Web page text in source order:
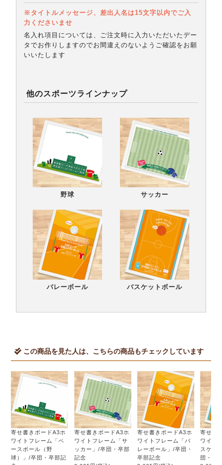
※タイトルメッセージ、差出人名は15文字以内でご入
力くださいませ
名入れ項目については、ご注文時に入力いただいたデー
タでお作りしますのでお間違えのないようご確認をお願
いいたします
他のスポーツラインナップ
野球 サッカー
バレーボール バスケットボール
この商品を見た人は、こちらの商品もチェックしています
寄せ書きボードA3ホ
ワイトフレーム「ベ
ースボール（野
球）」/卒団・卒部記
寄せ書きボードA3ホ
ワイトフレーム「サ
ッカー」/卒団・卒部
記念
寄せ書きボードA3ホ
ワイトフレーム「バ
レーボール」/卒団・
卒部記念
寄せ書
ワイト
スケッ
団・卒